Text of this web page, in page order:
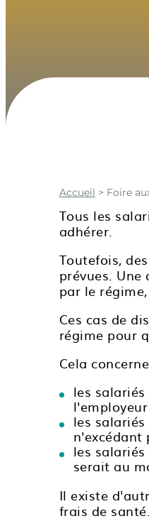
Accueil > Foire
Tous les
adhérer.
Toutefois,
prévues.
par le
Ces cas de
régime pour
Cela
les
les
n'excédant
les
serait au
Il existe
frais de santé.